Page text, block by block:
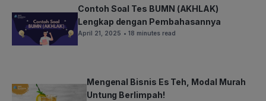
Contoh Soal Tes BUMN (AKHLAK)
Lengkap dengan Pembahasannya
April 21, 2025 • 18 minutes read
Mengenal Bisnis Es Teh, Modal Murah
Untung Berlimpah!